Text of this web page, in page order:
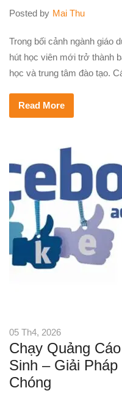
Posted by Mai Thu
Trong bối cảnh ngành giáo
hút học viên mới trở thành
học và trung tâm đào tạo.
Read More
05 Th4, 2026
Chạy Quảng
Sinh – Giải
Chóng